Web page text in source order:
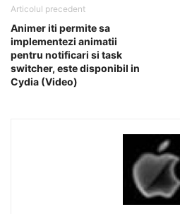
Articolul precedent
Animer iti permite sa
implementezi animatii
pentru notificari si task
switcher, este disponibil in
Cydia (Video)